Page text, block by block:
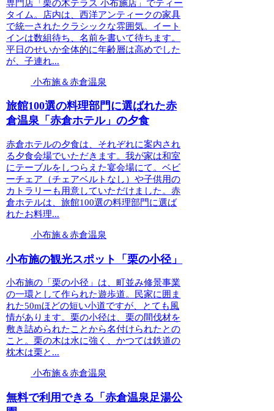
専門店「栗の木テラス 小布施店」でティー
タイム。店内は、西洋アンティークの家具
で統一されたクラシックな雰囲気。イート
インは数組待ち、名前を書いて待ちます。
平日のせいか全体的に年齢層は高めでした
が、子連れ...
小布施＆赤倉温泉
旅館100選の料理部門に選ばれた赤
倉温泉「赤倉ホテル」の夕食
赤倉ホテルの夕食は、それぞれに案内され
る夕食会場でいただきます。我が家は和室
にテーブルをしつらえた宴会場にて。ベビ
ーチェア（チェアベルトなし）や子供用の
カトラリーも用意していただけました。赤
倉ホテルは、旅館100選の料理部門に選ば
れたお料理...
小布施＆赤倉温泉
小布施の観光スポット「栗の小径」
小布施の「栗の小径」は、町並み修景事業
の一環として作られた遊歩道。民家に囲ま
れた50mほどの短い小道ですが、とても風
情があります。栗の小径は、栗の間伐材を
敷き詰められたことから名付けられたとの
こと。栗の木は水に強く、かつては鉄道の
枕木は栗と...
小布施＆赤倉温泉
無料で利用できる「赤倉温泉足湯公